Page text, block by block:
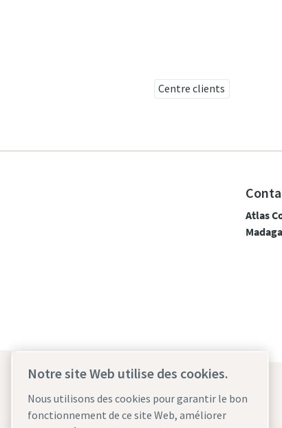
Centre clients
Atlas
Notre site Web utilise des cookies.
Nous utilisons des cookies pour garantir le bon
fonctionnement de ce site Web, améliorer